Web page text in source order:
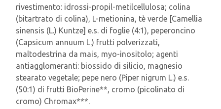
rivestimento: idrossi-propil-metilcellulosa; colina
(bitartrato di colina), L-metionina, tè verde [Camellia
sinensis (L.) Kuntze] e.s. di foglie (4:1), peperoncino
(Capsicum annuum L.) frutti polverizzati,
maltodestrina da mais, myo-inositolo; agenti
antiagglomeranti: biossido di silicio, magnesio
stearato vegetale; pepe nero (Piper nigrum L.) e.s.
(50:1) di frutti BioPerine**, cromo (picolinato di
cromo) Chromax***.